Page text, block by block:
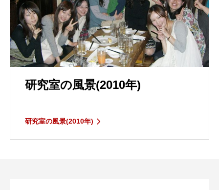
研究室の風景(2010年)
研究室の風景(2010年)